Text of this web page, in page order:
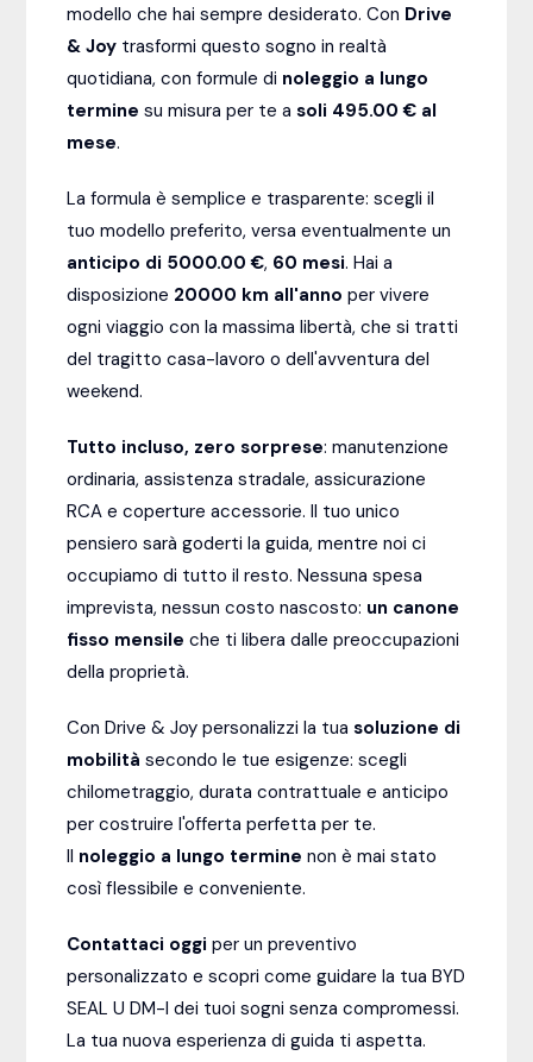
modello che hai sempre desiderato. Con Drive
& Joy trasformi questo sogno in realtà
quotidiana, con formule di noleggio a lungo
termine su misura per te asoli 495.00 € al
mese.
La formula è semplice e trasparente: scegli il
tuo modello preferito, versa eventualmente un
anticipo di 5000.00 €, 60 mesi. Hai a
disposizione 20000 km all'anno per vivere
ogni viaggio con la massima libertà, che si tratti
del tragitto casa-lavoro o dell'avventura del
weekend.
Tutto incluso, zero sorprese: manutenzione
ordinaria, assistenza stradale, assicurazione
RCA e coperture accessorie. Il tuo unico
pensiero sarà goderti la guida, mentre noi ci
occupiamo di tutto il resto. Nessuna spesa
imprevista, nessun costo nascosto: un canone
fisso mensile che ti libera dalle preoccupazioni
della proprietà.
Con Drive & Joy personalizzi la tuasoluzione di
mobilità secondo le tue esigenze: scegli
chilometraggio, durata contrattuale e anticipo
per costruire l'offerta perfetta per te.
Il noleggio a lungo termine non è mai stato
così flessibile e conveniente.
Contattaci oggi per un preventivo
personalizzato e scopri come guidare la tua BYD
SEAL U DM-I dei tuoi sogni senza compromessi.
La tua nuova esperienza di guida ti aspetta.